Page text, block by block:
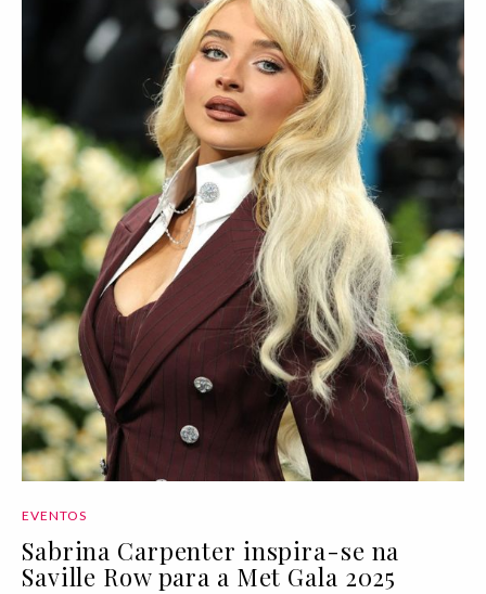
EVENTOS
Sabrina Carpenter inspira-se na
Saville Row para a Met Gala 2025